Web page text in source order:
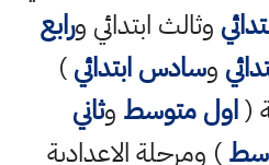
وثالث ابتدائي ورابع
وسادس ابتدائي)
(اول متوسط وثاني
) ومرحلة الاعدادية